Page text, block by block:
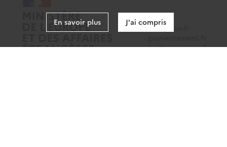
data.gouv.fr
legifrance.gouv.fr
En savoir plus J'ai compris